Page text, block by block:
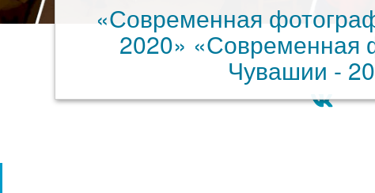
«Современная
2020» «Современная
Чувашии -